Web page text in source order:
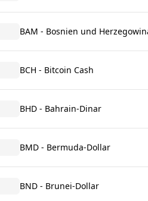
BAM - Bosnien und
BCH - Bitcoin Cash
BHD - Bahrain-Dinar
BMD - Bermuda-Dollar
BND - Brunei-Dollar